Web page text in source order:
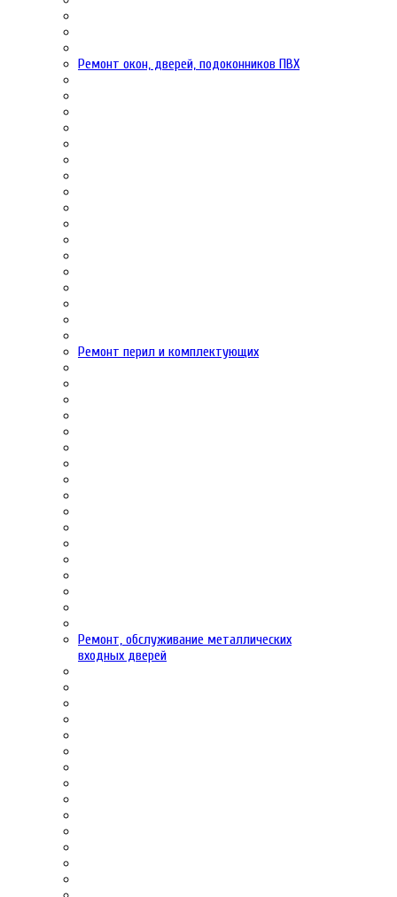
Ремонт окон, дверей, подоконников ПВХ
Ремонт перил и комплектующих
Ремонт, обслуживание металлических
входных дверей